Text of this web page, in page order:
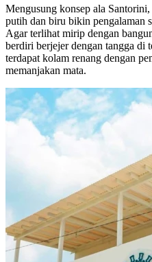
Mengusung konsep ala
putih dan biru bikin pengalaman
Agar terlihat mirip dengan
berdiri berjejer dengan tangga di
terdapat kolam renang dengan
memanjakan mata.